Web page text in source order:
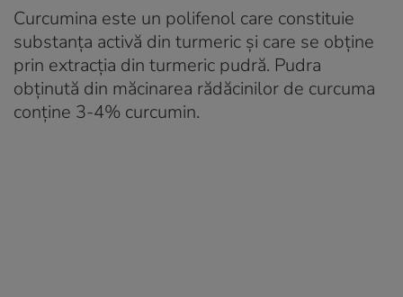
Curcumina este un polifenol care constituie
substanța activă din turmeric și care se obține
prin extracția din turmeric pudră. Pudra
obținută din măcinarea rădăcinilor de curcuma
conține 3-4% curcumin.